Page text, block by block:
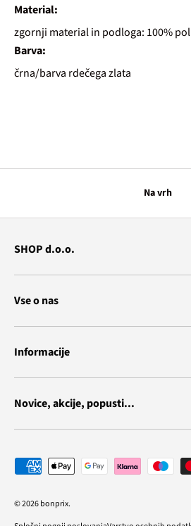
Material:
zgornji material in podloga: 100%
Barva:
črna/barva rdečega zlata
Na vrh
SHOP d.o.o.
Vse o nas
Informacije
Novice, akcije, popusti...
Vrste plačila
© 2026bonprix.